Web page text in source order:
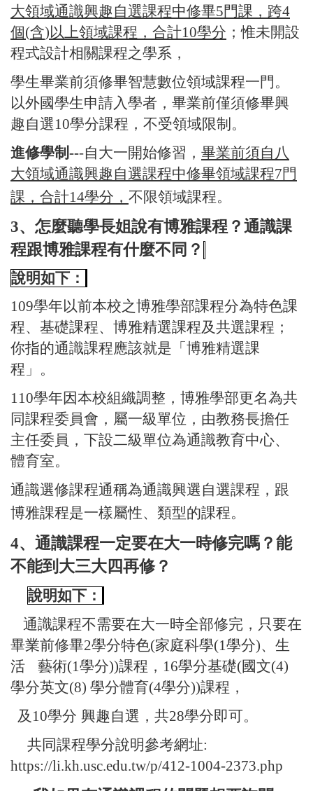
大領域通識興趣自選課程中修畢5門課，跨4
個(含)以上領域課程，合計10學分 ；惟未開設
程式設計相關課程之學系，
學生畢業前須修畢智慧數位領域課程一門。
以外國學生申請入學者，畢業前僅須修畢興
趣自選10學分課程，不受領域限制。
進修學制---自大一開始修習， 畢業前須自八
大領域通識興趣自選課程中修畢領域課程7門
課，合計14學分， 不限領域課程。
3、怎麼聽學長姐說有博雅課程？通識課
程跟博雅課程有什麼不同？
說明如下：
109學年以前本校之博雅學部課程分為特色課
程、基礎課程、博雅精選課程及共選課程；
你指的通識課程應該就是「博雅精選課
程」。
110學年因本校組織調整，博雅學部更名為共
同課程委員會，屬一級單位，由教務長擔任
主任委員，下設二級單位為通識教育中心、
體育室。
通識選修課程通稱為通識興選自選課程，跟
博雅課程是一樣屬性、類型的課程。
4、通識課程一定要在大一時修完嗎？能
不能到大三大四再修？
說明如下：
通識課程不需要在大一時全部修完，只要在
畢業前修畢2學分特色(家庭科學(1學分)、生
活
藝術(1學分))課程， 16學分基礎(國文(4)
學分英文(8) 學分體育(4學分))課程，
及 10學分 興趣自選，共28學分即可。
共同課程學分說明參考網址:
https://li.kh.usc.edu.tw/p/412-1004-2373.php